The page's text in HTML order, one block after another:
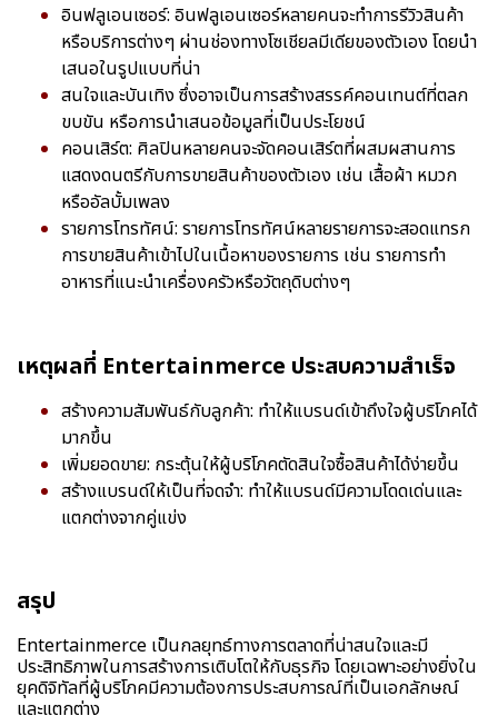
อินฟลูเอนเซอร์: อินฟลูเอนเซอร์หลายคนจะทำการรีวิวสินค้า
หรือบริการต่างๆ ผ่านช่องทางโซเชียลมีเดียของตัวเอง โดยนำ
เสนอในรูปแบบที่น่า
สนใจและบันเทิง ซึ่งอาจเป็นการสร้างสรรค์คอนเทนต์ที่ตลก
ขบขัน หรือการนำเสนอข้อมูลที่เป็นประโยชน์
คอนเสิร์ต: ศิลปินหลายคนจะจัดคอนเสิร์ตที่ผสมผสานการ
แสดงดนตรีกับการขายสินค้าของตัวเอง เช่น เสื้อผ้า หมวก
หรืออัลบั้มเพลง
รายการโทรทัศน์: รายการโทรทัศน์หลายรายการจะสอดแทรก
การขายสินค้าเข้าไปในเนื้อหาของรายการ เช่น รายการทำ
อาหารที่แนะนำเครื่องครัวหรือวัตถุดิบต่างๆ
เหตุผลที่ Entertainmerce ประสบความสำเร็จ
สร้างความสัมพันธ์กับลูกค้า: ทำให้แบรนด์เข้าถึงใจผู้บริโภคได้
มากขึ้น
เพิ่มยอดขาย: กระตุ้นให้ผู้บริโภคตัดสินใจซื้อสินค้าได้ง่ายขึ้น
สร้างแบรนด์ให้เป็นที่จดจำ: ทำให้แบรนด์มีความโดดเด่นและ
แตกต่างจากคู่แข่ง
สรุป
Entertainmerce เป็นกลยุทธ์ทางการตลาดที่น่าสนใจและมี
ประสิทธิภาพในการสร้างการเติบโตให้กับธุรกิจ โดยเฉพาะอย่างยิ่งใน
ยุคดิจิทัลที่ผู้บริโภคมีความต้องการประสบการณ์ที่เป็นเอกลักษณ์
และแตกต่าง